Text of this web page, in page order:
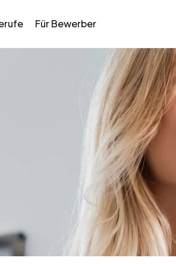
Für Bewerber